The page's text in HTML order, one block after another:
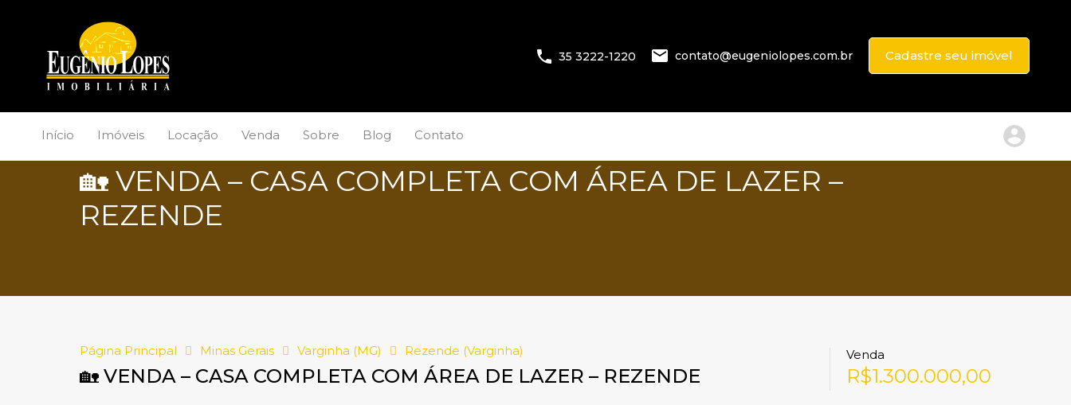
35 3222-1220 contato@eugeniolopes.com.br Cadastre seu imóvel
Início Imóveis Locação Venda Sobre Blog Contato
🏡 VENDA – CASA COMPLETA COM ÁREA DE LAZER –
REZENDE
Página Principal Minas Gerais Varginha (MG) Rezende (Varginha)
🏡 VENDA – CASA COMPLETA COM ÁREA DE LAZER – REZENDE
Venda
R$1.300.000,00